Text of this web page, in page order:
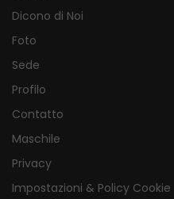
Dicono di Noi
Foto
Sede
Profilo
Contatto
Maschile
Privacy
Impostazioni & Policy Cookie